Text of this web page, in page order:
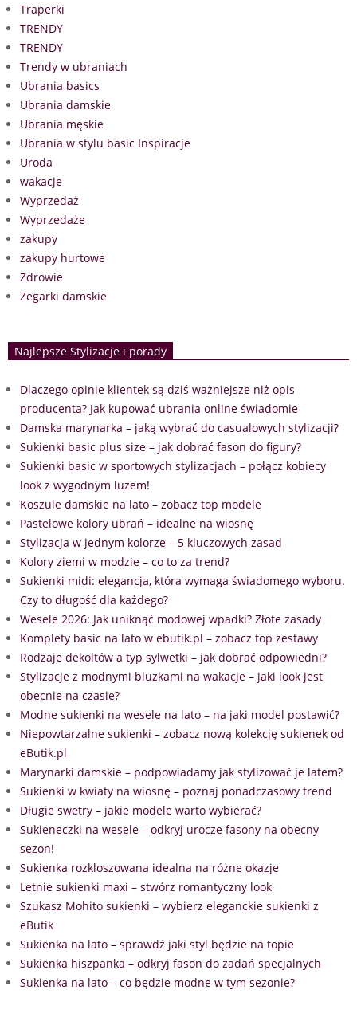
Traperki
TRENDY
TRENDY
Trendy w ubraniach
Ubrania basics
Ubrania damskie
Ubrania męskie
Ubrania w stylu basic Inspiracje
Uroda
wakacje
Wyprzedaż
Wyprzedaże
zakupy
zakupy hurtowe
Zdrowie
Zegarki damskie
Najlepsze Stylizacje i porady
Dlaczego opinie klientek są dziś ważniejsze niż opis
producenta? Jak kupować ubrania online świadomie
Damska marynarka – jaką wybrać do casualowych stylizacji?
Sukienki basic plus size – jak dobrać fason do figury?
Sukienki basic w sportowych stylizacjach – połącz kobiecy
look z wygodnym luzem!
Koszule damskie na lato – zobacz top modele
Pastelowe kolory ubrań – idealne na wiosnę
Stylizacja w jednym kolorze – 5 kluczowych zasad
Kolory ziemi w modzie – co to za trend?
Sukienki midi: elegancja, która wymaga świadomego wyboru.
Czy to długość dla każdego?
Wesele 2026: Jak uniknąć modowej wpadki? Złote zasady
Komplety basic na lato w ebutik.pl – zobacz top zestawy
Rodzaje dekoltów a typ sylwetki – jak dobrać odpowiedni?
Stylizacje z modnymi bluzkami na wakacje – jaki look jest
obecnie na czasie?
Modne sukienki na wesele na lato – na jaki model postawić?
Niepowtarzalne sukienki – zobacz nową kolekcję sukienek od
eButik.pl
Marynarki damskie – podpowiadamy jak stylizować je latem?
Sukienki w kwiaty na wiosnę – poznaj ponadczasowy trend
Długie swetry – jakie modele warto wybierać?
Sukieneczki na wesele – odkryj urocze fasony na obecny
sezon!
Sukienka rozkloszowana idealna na różne okazje
Letnie sukienki maxi – stwórz romantyczny look
Szukasz Mohito sukienki – wybierz eleganckie sukienki z
eButik
Sukienka na lato – sprawdź jaki styl będzie na topie
Sukienka hiszpanka – odkryj fason do zadań specjalnych
Sukienka na lato – co będzie modne w tym sezonie?